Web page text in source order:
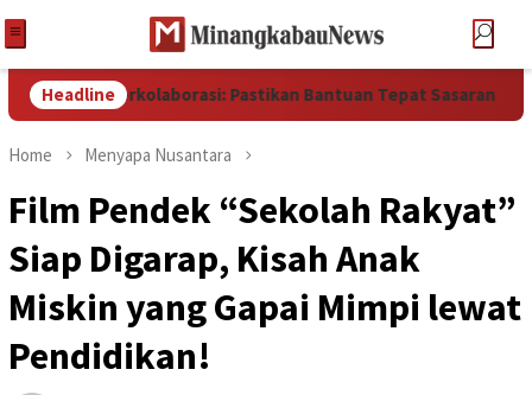
Headline
Berkolaborasi: Pastikan Bantuan Tepat Sasaran
Home Menyapa Nusantara
Film Pendek “Sekolah Rakyat”
Siap Digarap, Kisah Anak
Miskin yang Gapai Mimpi lewat
Pendidikan!